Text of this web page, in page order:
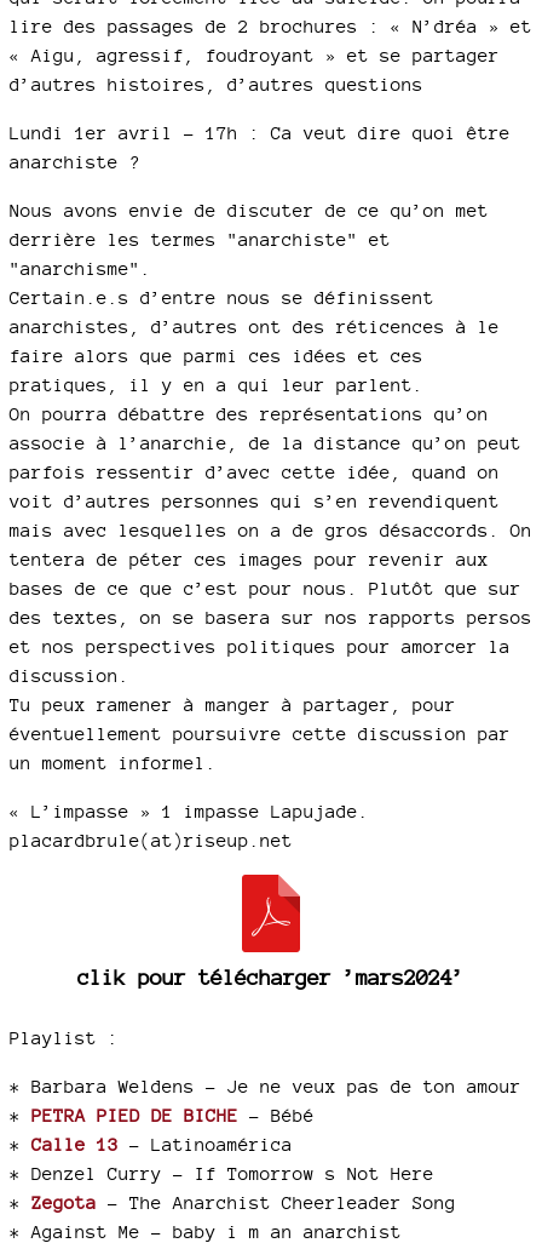
lire des passages de 2 brochures : « N’dréa » et
« Aigu, agressif, foudroyant » et se partager
d’autres histoires, d’autres questions
Lundi 1er avril - 17h : Ca veut dire quoi être
anarchiste ?
Nous avons envie de discuter de ce qu’on met
derrière les termes "anarchiste" et
"anarchisme".
Certain.e.s d’entre nous se définissent
anarchistes, d’autres ont des réticences à le
faire alors que parmi ces idées et ces
pratiques, il y en a qui leur parlent.
On pourra débattre des représentations qu’on
associe à l’anarchie, de la distance qu’on peut
parfois ressentir d’avec cette idée, quand on
voit d’autres personnes qui s’en revendiquent
mais avec lesquelles on a de gros désaccords. On
tentera de péter ces images pour revenir aux
bases de ce que c’est pour nous. Plutôt que sur
des textes, on se basera sur nos rapports persos
et nos perspectives politiques pour amorcer la
discussion.
Tu peux ramener à manger à partager, pour
éventuellement poursuivre cette discussion par
un moment informel.
« L’impasse » 1 impasse Lapujade.
placardbrule(at)riseup.net
clik pour télécharger ’mars2024’
Playlist :
* Barbara Weldens - Je ne veux pas de ton amour
* PETRA PIED DE BICHE - Bébé
*Calle 13 - Latinoamérica
* Denzel Curry - If Tomorrow s Not Here
* Zegota - The Anarchist Cheerleader Song
* Against Me - baby i m an anarchist